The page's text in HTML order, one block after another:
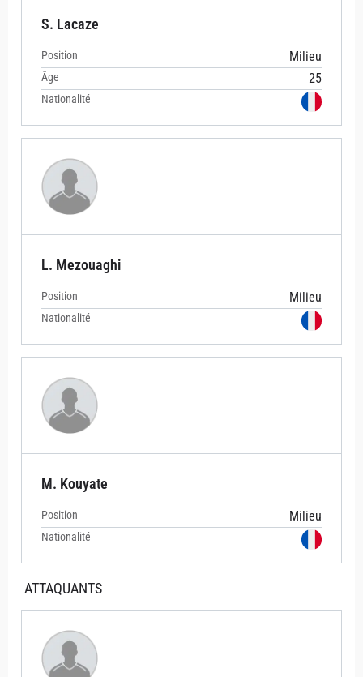
S. Lacaze
Position Milieu
Âge 25
Nationalité
L. Mezouaghi
Position Milieu
Nationalité
M. Kouyate
Position Milieu
Nationalité
ATTAQUANTS